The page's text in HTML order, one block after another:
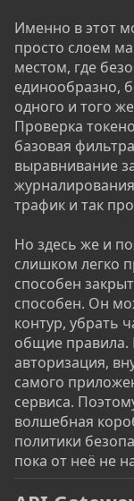
Именно в этот
просто слоем
местом, где
единообразно,
одного и того
Проверка
базовая
выравнивание
журналирования
трафик и так
Но здесь же и
слишком легко
способен
способен. Он
контур, убрать
общие правила.
авторизация,
самого
сервиса.
волшебная
политики
пока от неё не